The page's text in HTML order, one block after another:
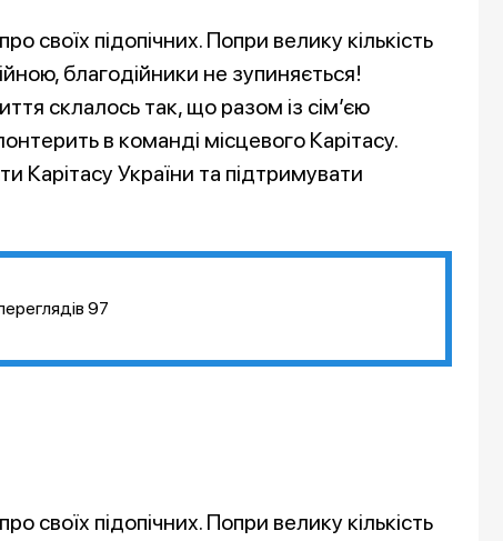
своїх підопічних. Попри велику кількість
благодійники не зупиняється!
склалось так, що разом із сім’єю
в команді місцевого Карітасу.
України та підтримувати
97
своїх підопічних. Попри велику кількість